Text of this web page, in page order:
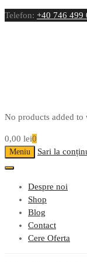
Telefon: +40 746 499
No products added to
0,00 lei0
Meniu Sari la
Despre noi
Shop
Blog
Contact
Cere Oferta